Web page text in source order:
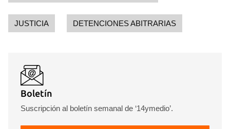
JUSTICIA DETENCIONES ABITRARIAS
Boletín
Suscripción al boletín semanal de ‘14ymedio’.